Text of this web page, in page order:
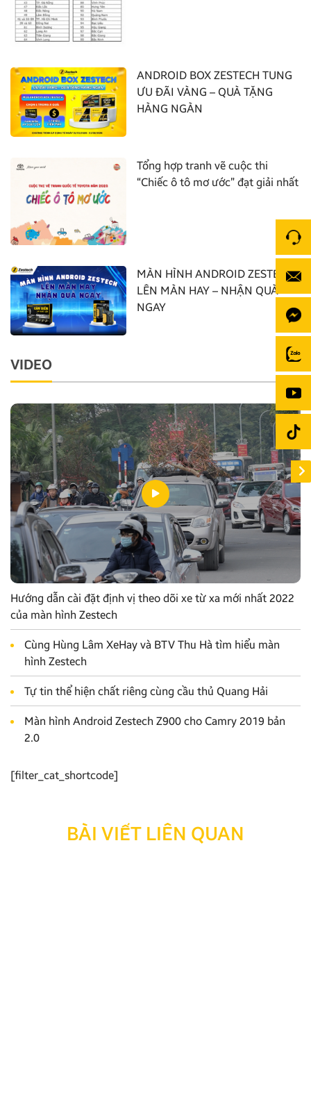
ANDROID BOX ZESTECH TUNG
ƯU ĐÃI VÀNG – QUÀ TẶNG
HÀNG NGÀN
Tổng hợp tranh vẽ cuộc thi
“Chiếc ô tô mơ ước” đạt giải nhất
MÀN HÌNH ANDROID ZESTECH:
LÊN MÀN HAY – NHẬN QUÀ
NGAY
VIDEO
Hướng dẫn cài đặt định vị theo dõi xe từ xa mới nhất 2022
của màn hình Zestech
Cùng Hùng Lâm XeHay và BTV Thu Hà tìm hiểu màn
hình Zestech
Tự tin thể hiện chất riêng cùng cầu thủ Quang Hải
Màn hình Android Zestech Z900 cho Camry 2019 bản
2.0
[filter_cat_shortcode]
BÀI VIẾT LIÊN QUAN